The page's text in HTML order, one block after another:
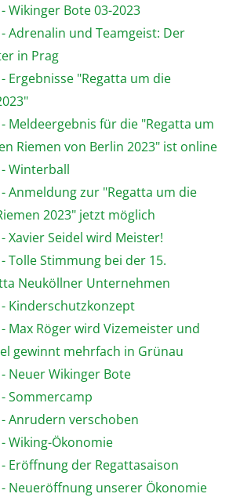
Wikinger Bote 03-2023
- Adrenalin und Teamgeist: Der
in Prag
Ergebnisse "Regatta um die
- Meldeergebnis für die "Regatta um
Riemen von Berlin 2023" ist online
Winterball
- Anmeldung zur "Regatta um die
2023" jetzt möglich
Xavier Seidel wird Meister!
Tolle Stimmung bei der 15.
Neuköllner Unternehmen
- Kinderschutzkonzept
- Max Röger wird Vizemeister und
gewinnt mehrfach in Grünau
Neuer Wikinger Bote
Sommercamp
- Anrudern verschoben
Wiking-Ökonomie
- Eröffnung der Regattasaison
- Neueröffnung unserer Ökonomie